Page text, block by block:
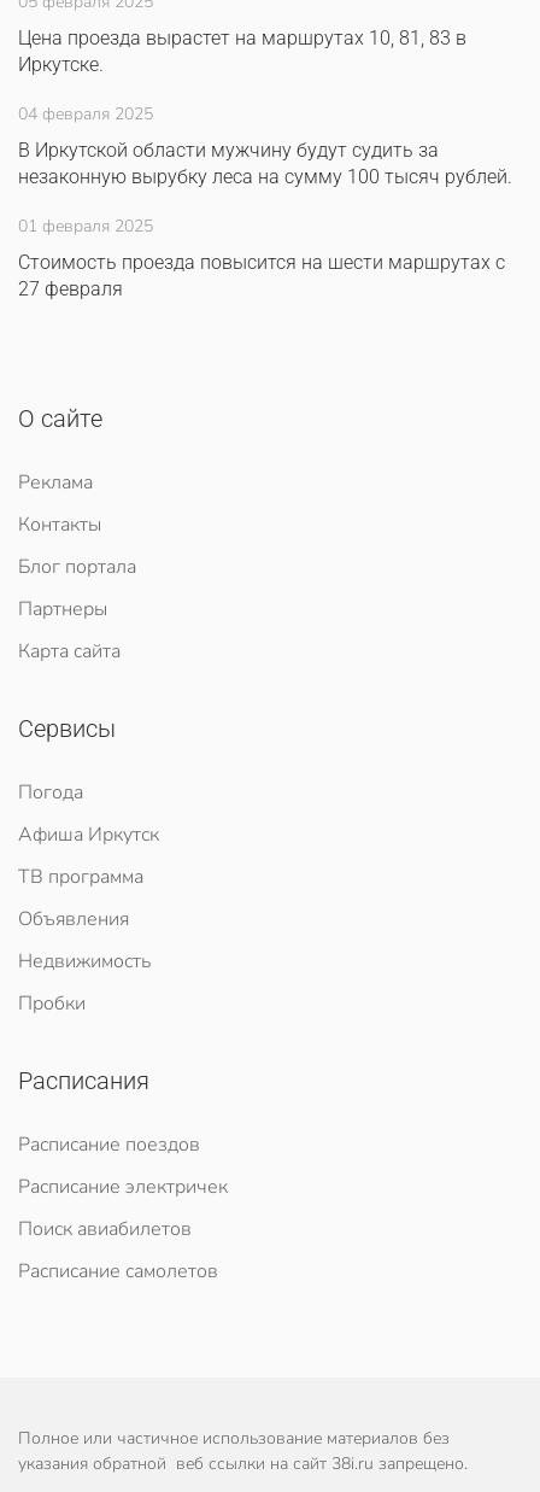
Цена проезда вырастет на маршрутах 10, 81, 83 в
Иркутске.
04 февраля 2025
В Иркутской области мужчину будут судить за
незаконную вырубку леса на сумму 100 тысяч рублей.
01 февраля 2025
Стоимость проезда повысится на шести маршрутах с
27 февраля
О сайте
Реклама
Контакты
Блог портала
Партнеры
Карта сайта
Сервисы
Погода
Афиша Иркутск
ТВ программа
Объявления
Недвижимость
Пробки
Расписания
Расписание поездов
Расписание электричек
Поиск авиабилетов
Расписание самолетов
Полное или частичное использование материалов без
указания обратной веб ссылки на сайт 38i.ru запрещено.